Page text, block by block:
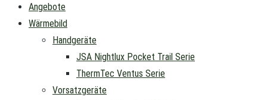
Angebote
Wärmebild
Handgeräte
JSA Nightlux Pocket Trail Serie
ThermTec Ventus Serie
Vorsatzgeräte